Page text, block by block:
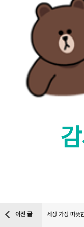
이전 글 세상 가장 따뜻